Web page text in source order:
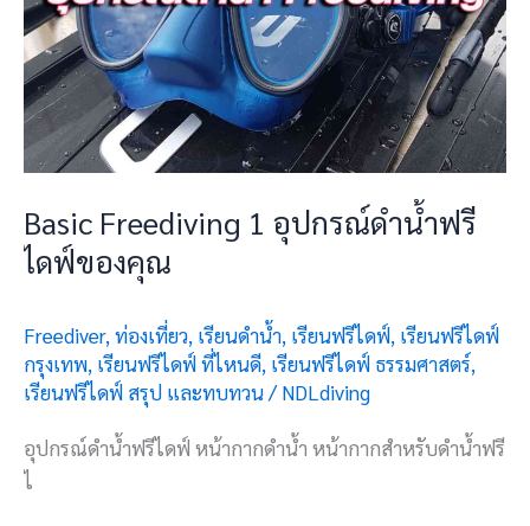
Basic Freediving 1 อุปกรณ์ดำน้ำฟรี
ไดฟ์ของคุณ
Freediver, ท่องเที่ยว, เรียนดำน้ำ, เรียนฟรีไดฟ์, เรียนฟรีไดฟ์
กรุงเทพ, เรียนฟรีไดฟ์ ที่ไหนดี, เรียนฟรีไดฟ์ ธรรมศาสตร์,
เรียนฟรีไดฟ์ สรุป และทบทวน/NDLdiving
อุปกรณ์ดำน้ำฟรีไดฟ์ หน้ากากดำน้ำ หน้ากากสำหรับดำน้ำฟรี
ไ
ฟรี
ไดฟ์
ของ
คุณ